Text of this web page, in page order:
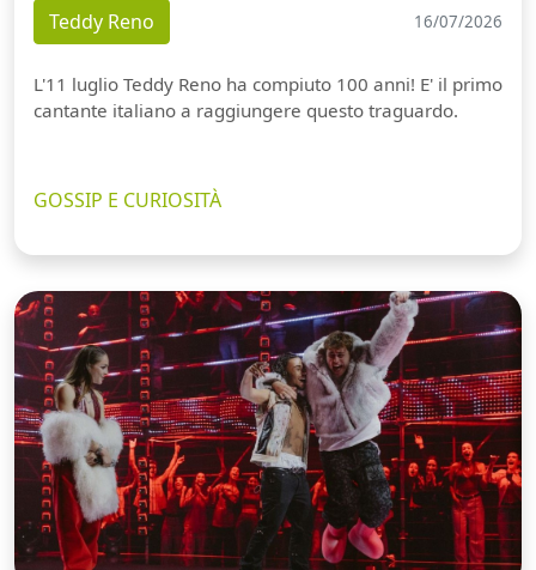
Teddy Reno 16/07/2026
L'11 luglio Teddy Reno ha compiuto 100 anni! E' il primo
cantante italiano a raggiungere questo traguardo.
GOSSIP E CURIOSITÀ